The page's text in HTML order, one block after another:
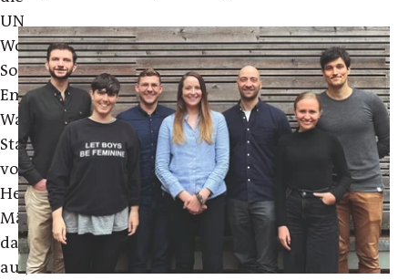
UN
Women
Sonderbotschafterin
Emma
Watson
zum
Start
von
HeForShe
Männer
dazu
auf,